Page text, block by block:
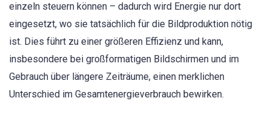
einzeln steuern können – dadurch wird Energie nur dort
eingesetzt, wo sie tatsächlich für die Bildproduktion nötig
ist. Dies führt zu einer größeren Effizienz und kann,
insbesondere bei großformatigen Bildschirmen und im
Gebrauch über längere Zeiträume, einen merklichen
Unterschied im Gesamtenergieverbrauch bewirken.